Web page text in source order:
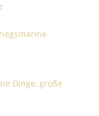
Dinge, große